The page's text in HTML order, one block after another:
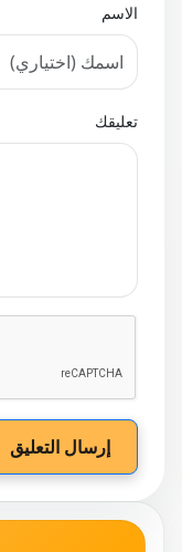
الاسم
تعليقك
إرسال التعليق